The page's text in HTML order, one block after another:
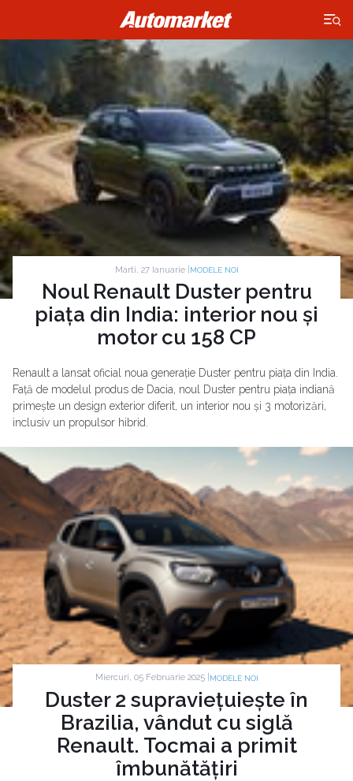
×
Marti, 27 Ianuarie | MODELE NOI
Noul Renault Duster pentru
piața din India: interior nou și
motor cu 158 CP
Renault a lansat oficial noua generație Duster pentru piața din India.
Față de modelul produs de Dacia, noul Duster pentru piața indiană
primește un design exterior diferit, un interior nou și 3 motorizări,
inclusiv un propulsor hibrid.
Miercuri, 05 Februarie 2025 | MODELE NOI
Duster 2 supraviețuiește în
Brazilia, vândut cu siglă
Renault. Tocmai a primit
îmbunătățiri